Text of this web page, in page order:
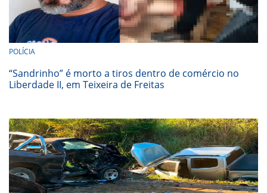
POLÍCIA
“Sandrinho” é morto a tiros dentro de comércio no
Liberdade II, em Teixeira de Freitas